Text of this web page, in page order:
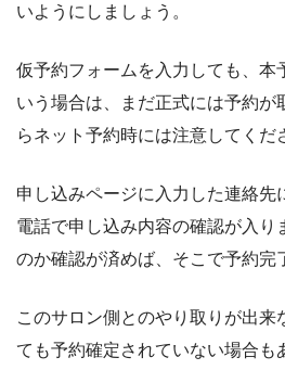
いようにしましょう。
仮予約フォームを入力しても、本
いう場合は、まだ正式には予約が
らネット予約時には注意してくだ
申し込みページに入力した連絡先
電話で申し込み内容の確認が入り
のか確認が済めば、そこで予約完
このサロン側とのやり取りが出来
ても予約確定されていない場合も